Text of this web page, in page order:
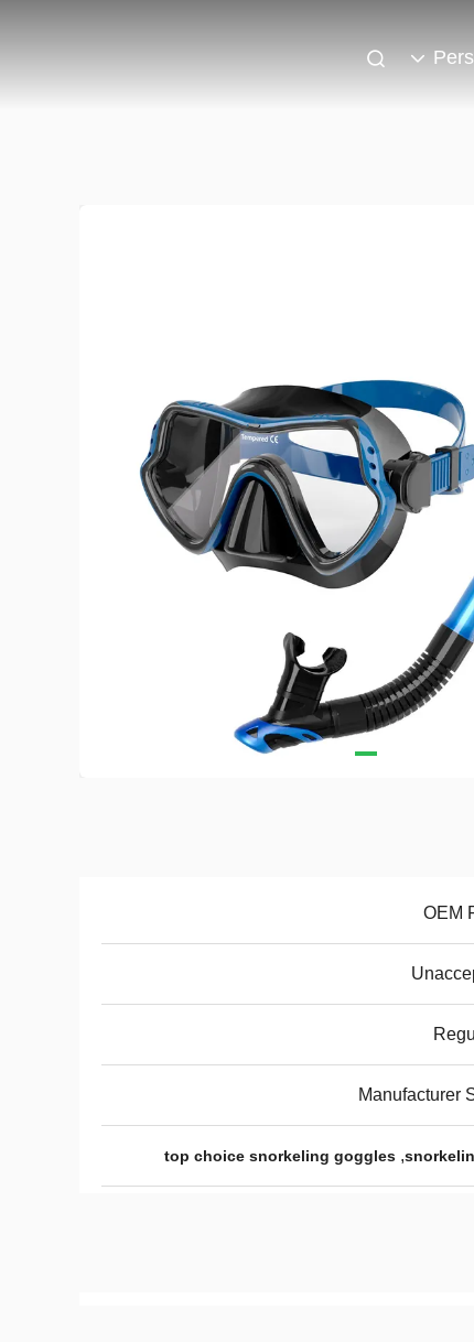
OEM
Manufacturer
,
top choice snorkeling goggles